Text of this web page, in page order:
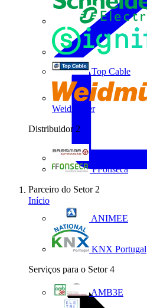
Top Cable
Weidmüller
Distribuidor 2
FFonseca
Parceiro do Setor 2
ANIMEE
KNX Portugal
Serviços para o Setor 4
AMB3E
Início